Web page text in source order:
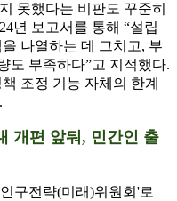
못했다는 비판도 꾸준히
년 보고서를 통해 “설립
나열하는 데 그치고, 부
도 부족하다”고 지적했다.
조정 기능 자체의 한계
개편 앞둬, 민간인 출
구전략(미래)위원회'로